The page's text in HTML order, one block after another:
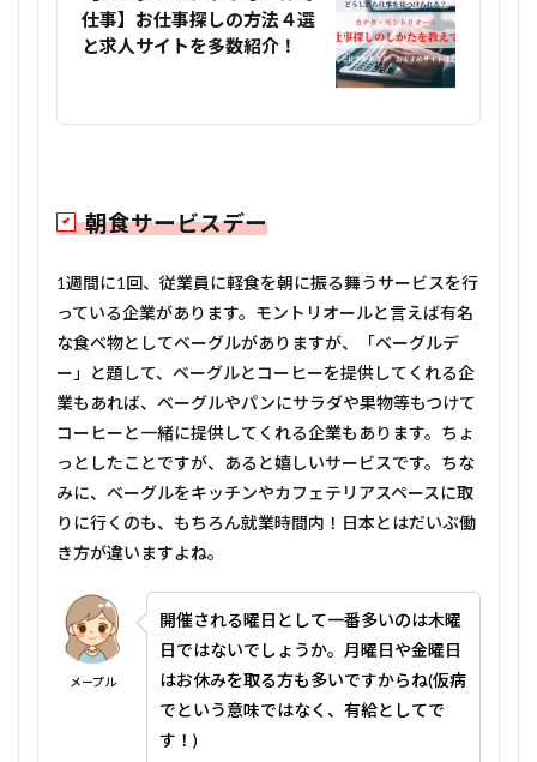
仕事】お仕事探しの方法４選
と求人サイトを多数紹介！
朝食サービスデー
1週間に1回、従業員に軽食を朝に振る舞うサービスを行
っている企業があります。モントリオールと言えば有名
な食べ物としてベーグルがありますが、「ベーグルデ
ー」と題して、ベーグルとコーヒーを提供してくれる企
業もあれば、ベーグルやパンにサラダや果物等もつけて
コーヒーと一緒に提供してくれる企業もあります。ちょ
っとしたことですが、あると嬉しいサービスです。ちな
みに、ベーグルをキッチンやカフェテリアスペースに取
りに行くのも、もちろん就業時間内！日本とはだいぶ働
き方が違いますよね。
メープル
開催される曜日として一番多いのは木曜
日ではないでしょうか。月曜日や金曜日
はお休みを取る方も多いですからね(仮病
でという意味ではなく、有給としてで
す！)